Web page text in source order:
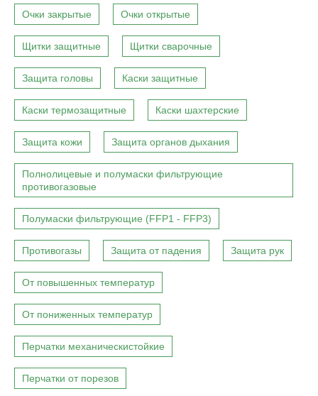
Очки закрытые Очки открытые
Щитки защитные Щитки сварочные
Защита головы Каски защитные
Каски термозащитные Каски шахтерские
Защита кожи Защита органов дыхания
Полнолицевые и полумаски фильтрующие
противогазовые
Полумаски фильтрующие (FFP1 - FFP3)
Противогазы Защита от падения Защита рук
От повышенных температур
От пониженных температур
Перчатки механическистойкие
Перчатки от порезов